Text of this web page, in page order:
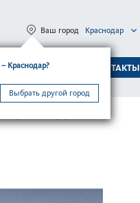
ТЕХПОДДЕРЖКА КОНТАКТЫ
– Краснодар?
Выбрать другой город
Ваш город Краснодар